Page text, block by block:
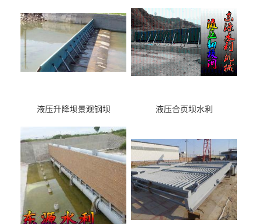
液压升降坝景观钢坝 液压合页坝水利